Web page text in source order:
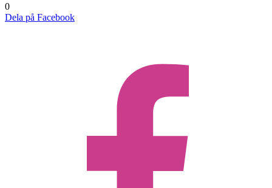
0
Dela på Facebook